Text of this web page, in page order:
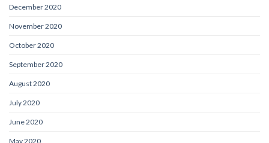
December 2020
November 2020
October 2020
September 2020
August 2020
July 2020
June 2020
May 2020